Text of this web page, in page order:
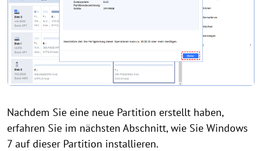
Nachdem Sie eine neue Partition erstellt haben,
erfahren Sie im nächsten Abschnitt, wie Sie Windows
7 auf dieser Partition installieren.